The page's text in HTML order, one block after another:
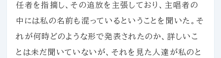
任者を指摘し、その追放を主張しており、主唱者の
中には私の名前も混っているということを聞いた。そ
れが何時どのような形で発表されたのか、詳しいこ
とは未だ聞いていないが、それを見た人達が私のと